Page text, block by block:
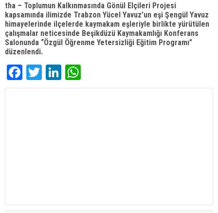
tha – Toplumun Kalkınmasında Gönül Elçileri Projesi
kapsamında ilimizde Trabzon Yücel Yavuz’un eşi Şengül Yavuz
himayelerinde ilçelerde kaymakam eşleriyle birlikte yürütülen
çalışmalar neticesinde Beşikdüzü Kaymakamlığı Konferans
Salonunda “Özgül Öğrenme Yetersizliği Eğitim Programı”
düzenlendi.
Facebook
TwitterLinkedIn